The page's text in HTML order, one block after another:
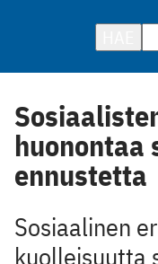
huonontaa
ennustetta
Sosiaalinen
kuolleisuutta